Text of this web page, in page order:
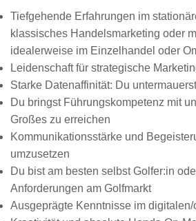
Tiefgehende Erfahrungen im
klassisches Handelsmarketing oder
idealerweise im Einzelhandel oder
Leidenschaft für strategische
Starke Datenaffinität: Du
Du bringst Führungskompetenz mit
Großes zu erreichen
Kommunikationsstärke und
umzusetzen
Du bist am besten selbst Golfer:in
Anforderungen am Golfmarkt
Ausgeprägte Kenntnisse im